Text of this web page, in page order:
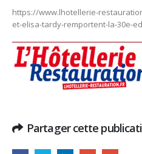
https://www.lhotellerie-
et-elisa-tardy-remportent-la-30e-
Partager cette